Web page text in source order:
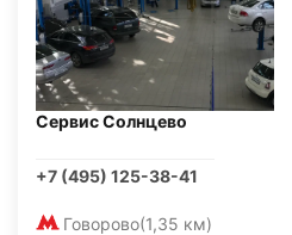
Сервис Солнцево
+7 (495) 125-38-41
Говорово(1,35 км)